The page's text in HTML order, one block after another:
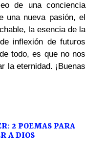
de una conciencia
una nueva pasión, el
la esencia de la
inflexión de futuros
todo, es que no nos
la eternidad. ¡Buenas
2 POEMAS PARA
A DIOS